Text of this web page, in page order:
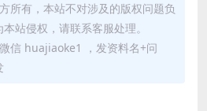
所有，本站不对涉及的版权问题负
站侵权，请联系客服处理。
信 huajiaoke1 ，发资料名+问